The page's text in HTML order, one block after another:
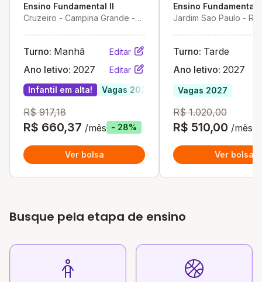
Ensino Fundamental II
Cruzeiro - Campina Grande -
Turno: Manhã Editar
Ano letivo: 2027
Editar
Infantil em alta!
Vagas 2027
R$ 917,18
R$ 660,37 /mês - 28%
Ver bolsa
Ensino Fundamental
Jardim Sao Paulo -
Turno: Tarde
Ano letivo: 2027
Vagas 2027
R$ 1.020,00
R$ 510,00 /mês
Ver bolsa
Busque pela etapa de ensino